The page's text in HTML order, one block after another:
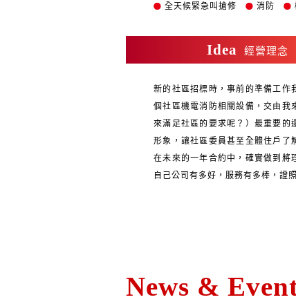
全天候緊急叫搶修
消防
Idea 經營理念
新的社區招標時，事前的準備工作
個社區機電消防相關設備，交由我
來滿足社區的要求呢？）最重要的
形象，讓社區委員甚至全體住戶了
在未來的一年合約中，確實做到將
自己公司有多好，服務有多棒，
News &